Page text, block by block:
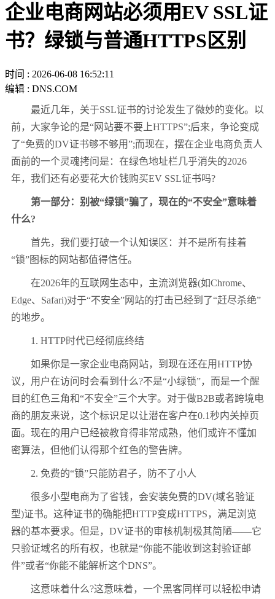
企业电商网站必须用EV SSL证
书？绿锁与普通HTTPS区别
时间 : 2026-06-08 16:52:11
编辑 : DNS.COM
最近几年，关于SSL证书的讨论发生了微妙的变化。以
前，大家争论的是“网站要不要上HTTPS”;后来，争论变成
了“免费的DV证书够不够用”;而现在，摆在企业电商负责人
面前的一个灵魂拷问是：在绿色地址栏几乎消失的2026
年，我们还有必要花大价钱购买EV SSL证书吗?
第一部分：别被“绿锁”骗了，现在的“不安全”意味着
什么?
首先，我们要打破一个认知误区：并不是所有挂着
“锁”图标的网站都值得信任。
在2026年的互联网生态中，主流浏览器(如Chrome、
Edge、Safari)对于“不安全”网站的打击已经到了“赶尽杀绝”
的地步。
1. HTTP时代已经彻底终结
如果你是一家企业电商网站，到现在还在用HTTP协
议，用户在访问时会看到什么?不是“小绿锁”，而是一个醒
目的红色三角和“不安全”三个大字。对于做B2B或者跨境电
商的朋友来说，这个标识足以让潜在客户在0.1秒内关掉页
面。现在的用户已经被教育得非常成熟，他们或许不懂加
密算法，但他们认得那个红色的警告牌。
2. 免费的“锁”只能防君子，防不了小人
很多小型电商为了省钱，会安装免费的DV(域名验证
型)证书。这种证书的确能把HTTP变成HTTPS，满足浏览
器的基本要求。但是，DV证书的审核机制极其简陋——它
只验证域名的所有权，也就是“你能不能收到这封验证邮
件”或者“你能不能解析这个DNS”。
这意味着什么?这意味着，一个黑客同样可以轻松申请